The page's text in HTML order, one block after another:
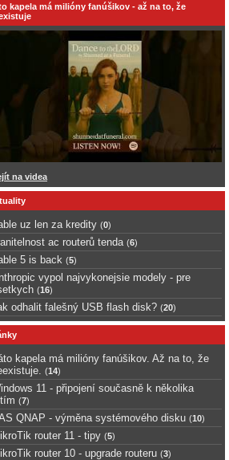
kapela má milióny fanúšikov - až na to, že
na videa
uz len za kredity (0)
ac routerů tenda (6)
5 is back (5)
vypol najvykonejsie modely - pre
(16)
odhalit falešný USB flash disk? (20)
kapela má milióny fanúšikov. Až na to, že
(14)
11 - připojení současně k několika
(7)
QNAP - výměna systémového disku (10)
router 11 - tipy (5)
router 10 - upgrade routeru (3)